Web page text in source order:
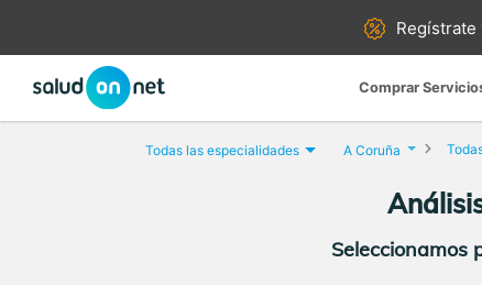
Regístrate
Comprar
Todas las especialidades A Coruña
Seleccionamos